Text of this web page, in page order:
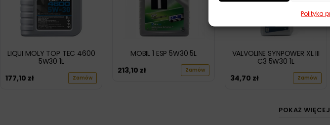
Polityka
LIQUI MOLY TOP TEC 4600
5W30 1L
177,10 zł Zamów
MOBIL 1 ESP 5W30 5L
213,10 zł Zamów
VALVOLINE SYNPOWER XL III
C3 5W30 1L
34,70 zł Zamów
POKAŻ